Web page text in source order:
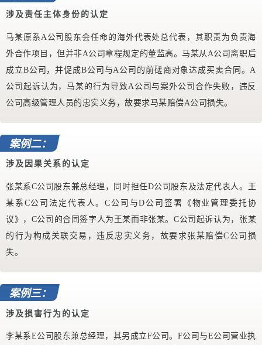
涉及责任主体身份的认定
马某原系A公司股东会任命的海外代表处总代表，其职责为负责海
外合作项目，但并非A公司章程规定的董监高。马某从A公司离职后
成立B公司，并促成B公司与A公司的前磋商对象达成买卖合同。A
公司起诉认为，马某的行为导致A公司与案外公司合作失败，违反
公司高级管理人员的忠实义务，故要求马某赔偿A公司损失。
案例二：
涉及因果关系的认定
张某系C公司股东兼总经理，同时担任D公司股东及法定代表人。王
某系C公司法定代表人。C公司与D公司签署《物业管理委托协
议》，C公司的合同签字人为王某而非张某。C公司起诉认为，张某
的行为构成关联交易，违反忠实义务，故要求张某赔偿C公司损
失。
案例三：
涉及损害行为的认定
李某系E公司股东兼总经理，其另成立F公司。F公司与E公司营业执